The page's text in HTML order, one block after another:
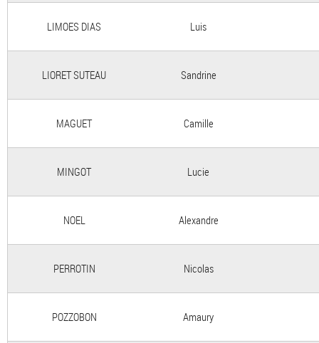
LIMOES DIAS Luis
LIORET SUTEAU Sandrine
MAGUET Camille
MINGOT Lucie
NOEL Alexandre
PERROTIN Nicolas
POZZOBON Amaury